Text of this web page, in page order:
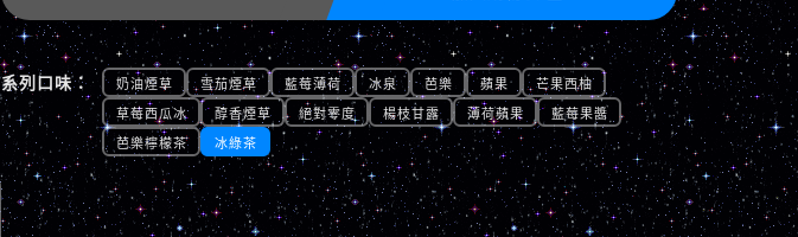
系列口味： 奶油煙草 雪茄煙草 藍莓薄荷 冰泉 芭樂 蘋果
芒果西柚
草莓西瓜冰
醇香煙草 絕對零度 楊枝甘露 薄荷蘋果
藍莓果醬
芭樂檸檬茶
冰綠茶